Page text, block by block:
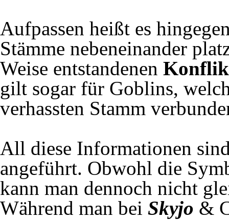
Aufpassen heißt es
Stämme nebeneinander
Weise entstandenen
gilt sogar für Goblins,
verhassten Stamm
All diese Informationen
angeführt. Obwohl die
kann man dennoch nicht
Während man bei Skyjo &